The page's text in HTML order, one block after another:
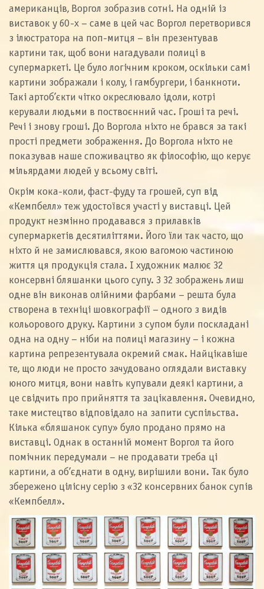
американців, Воргол зобразив сотні. На одній із
виставок у 60-х – саме в цей час Воргол перетворився
з ілюстратора на поп-митця – він презентував
картини так, щоб вони нагадували полиці в
супермаркеті. Це було логічним кроком, оскільки самі
картини зображали і колу, і гамбургери, і банкноти.
Такі артоб’єкти чітко окреслювало ідоли, котрі
керували людьми в поствоєнний час. Гроші та речі.
Речі і знову гроші. До Воргола ніхто не брався за такі
прості предмети зображення. До Воргола ніхто не
показував наше споживацтво як філософію, що керує
мільярдами людей у всьому світі.
Окрім кока-коли, фаст-фуду та грошей, суп від
«Кемпбелл» теж удостоївся участі у виставці. Цей
продукт незмінно продавався з прилавків
супермаркетів десятиліттями. Його їли так часто, що
ніхто й не замислювався, якою вагомою частиною
життя ця продукція стала. І художник малює 32
консервні бляшанки цього супу. З 32 зображень лиш
одне він виконав олійними фарбами – решта була
створена в техніці шовкографії – одного з видів
кольорового друку. Картини з супом були поскладані
одна на одну – ніби на полиці магазину – і кожна
картина репрезентувала окремий смак. Найцікавіше
те, що люди не просто зачудовано оглядали виставку
юного митця, вони навіть купували деякі картини, а
це свідчить про прийняття та зацікавлення. Очевидно,
таке мистецтво відповідало на запити суспільства.
Кілька «бляшанок супу» було продано прямо на
виставці. Однак в останній момент Воргол та його
помічник передумали – не продавати треба ці
картини, а об’єднати в одну, вирішили вони. Так було
збережено цілісну серію з «32 консервних банок супів
«Кемпбелл».